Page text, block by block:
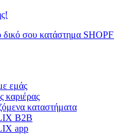
δικό σου κατάστημα
εμάς
καριέρας
καταστήματα
B2B
app